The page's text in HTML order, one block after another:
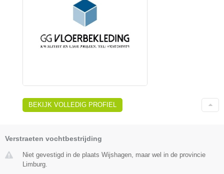
BEKIJK VOLLEDIG PROFIEL
Verstraeten vochtbestrijding
Niet gevestigd in de plaats Wijshagen, maar wel in de provincie
Limburg.